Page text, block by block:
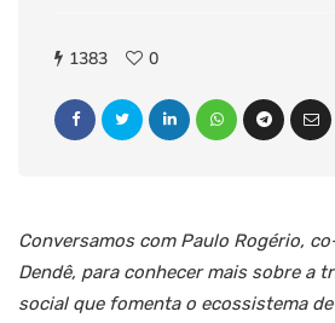
1383 0
Conversamos com Paulo Rogério,
Dendê, para conhecer mais sobre a
social que fomenta o ecossistema de